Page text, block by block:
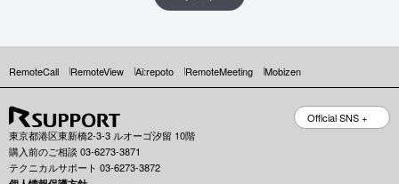
RemoteCall RemoteView Ai:repoto RemoteMeeting Mobizen
東京都港区東新橋2-3-3 ルオーゴ汐留 10階
購入前のご相談 03-6273-3871
テクニカルサポート 03-6273-3872
Official SNS +